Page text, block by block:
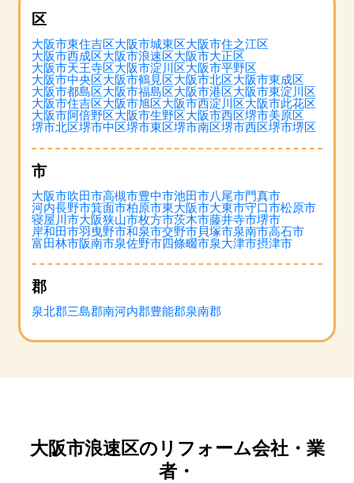
区
大阪市東住吉区大阪市城東区大阪市住之江区
大阪市西成区大阪市浪速区大阪市大正区
大阪市天王寺区大阪市淀川区大阪市平野区
大阪市中央区大阪市鶴見区大阪市北区大阪市東成区
大阪市都島区大阪市福島区大阪市港区大阪市東淀川区
大阪市住吉区大阪市旭区大阪市西淀川区大阪市此花区
大阪市阿倍野区大阪市生野区大阪市西区堺市美原区
堺市北区堺市中区堺市東区堺市南区堺市西区堺市堺区
市
大阪市吹田市高槻市豊中市池田市八尾市門真市
河内長野市箕面市柏原市東大阪市大東市守口市松原市
寝屋川市大阪狭山市枚方市茨木市藤井寺市堺市
岸和田市羽曳野市和泉市交野市貝塚市泉南市高石市
富田林市阪南市泉佐野市四條畷市泉大津市摂津市
郡
泉北郡三島郡南河内郡豊能郡泉南郡
大阪市浪速区のリフォーム会社・業
者・